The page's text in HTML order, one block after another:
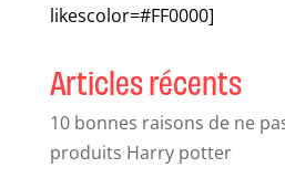
likescolor=#FF0000]
Articles récents
10 bonnes raisons de ne
produits Harry potter